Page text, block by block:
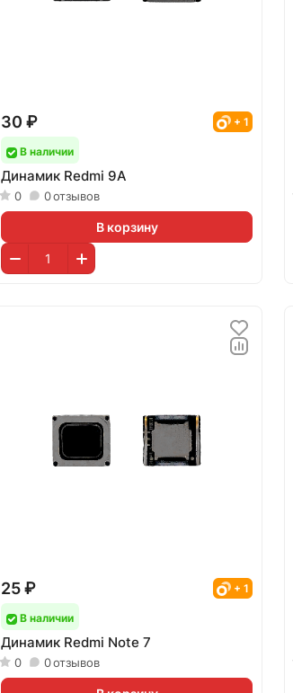
30 ₽ + 1
В наличии
Динамик Redmi 9A
0 0отзывов
В корзину
25 ₽ + 1
В наличии
Динамик Redmi Note 7
0 0отзывов